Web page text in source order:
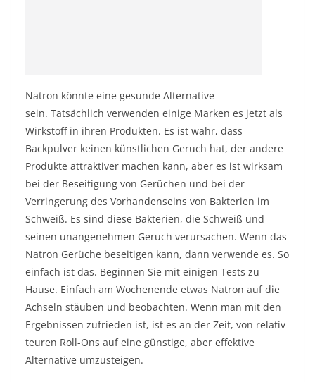
Natron könnte eine gesunde Alternative
sein. Tatsächlich verwenden einige Marken es jetzt als
Wirkstoff in ihren Produkten. Es ist wahr, dass
Backpulver keinen künstlichen Geruch hat, der andere
Produkte attraktiver machen kann, aber es ist wirksam
bei der Beseitigung von Gerüchen und bei der
Verringerung des Vorhandenseins von Bakterien im
Schweiß. Es sind diese Bakterien, die Schweiß und
seinen unangenehmen Geruch verursachen. Wenn das
Natron Gerüche beseitigen kann, dann verwende es. So
einfach ist das. Beginnen Sie mit einigen Tests zu
Hause. Einfach am Wochenende etwas Natron auf die
Achseln stäuben und beobachten. Wenn man mit den
Ergebnissen zufrieden ist, ist es an der Zeit, von relativ
teuren Roll-Ons auf eine günstige, aber effektive
Alternative umzusteigen.